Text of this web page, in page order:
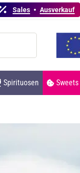
Sales Ausverkauf
Spirituosen